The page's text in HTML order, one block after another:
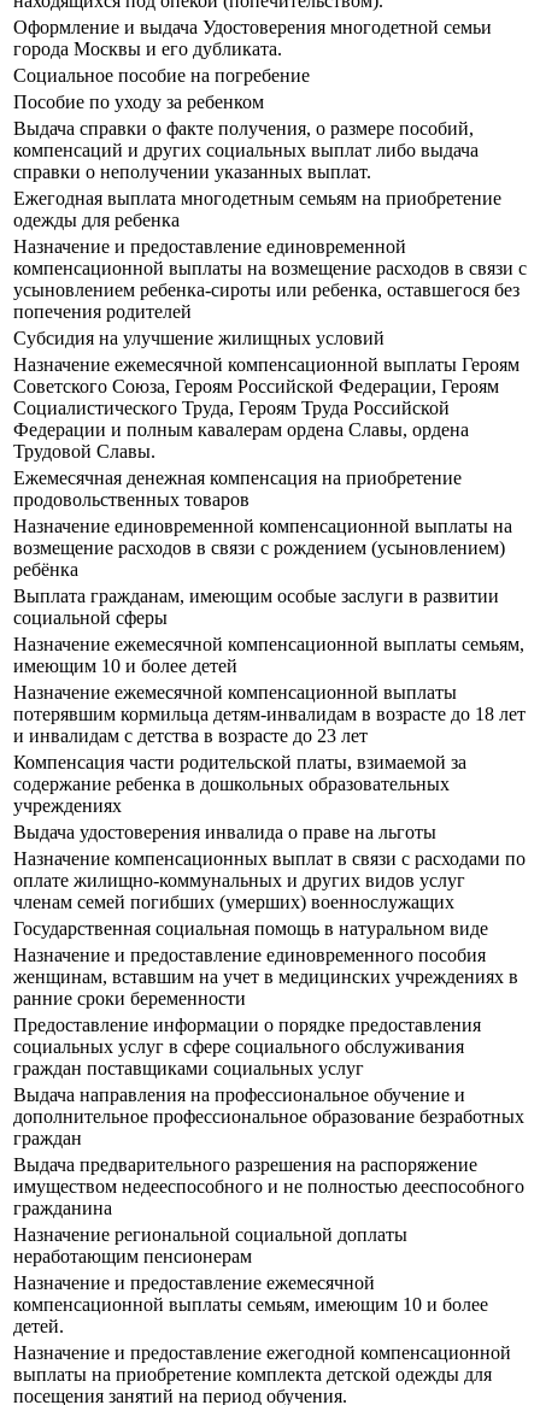
Оформление и выдача Удостоверения многодетной семьи
города Москвы и его дубликата.
Социальное пособие на погребение
Пособие по уходу за ребенком
Выдача справки о факте получения, о размере пособий,
компенсаций и других социальных выплат либо выдача
справки о неполучении указанных выплат.
Ежегодная выплата многодетным семьям на приобретение
одежды для ребенка
Назначение и предоставление единовременной
компенсационной выплаты на возмещение расходов в связи с
усыновлением ребенка-сироты или ребенка, оставшегося без
попечения родителей
Субсидия на улучшение жилищных условий
Назначение ежемесячной компенсационной выплаты Героям
Советского Союза, Героям Российской Федерации, Героям
Социалистического Труда, Героям Труда Российской
Федерации и полным кавалерам ордена Славы, ордена
Трудовой Славы.
Ежемесячная денежная компенсация на приобретение
продовольственных товаров
Назначение единовременной компенсационной выплаты на
возмещение расходов в связи с рождением (усыновлением)
ребёнка
Выплата гражданам, имеющим особые заслуги в развитии
социальной сферы
Назначение ежемесячной компенсационной выплаты семьям,
имеющим 10 и более детей
Назначение ежемесячной компенсационной выплаты
потерявшим кормильца детям-инвалидам в возрасте до 18 лет
и инвалидам с детства в возрасте до 23 лет
Компенсация части родительской платы, взимаемой за
содержание ребенка в дошкольных образовательных
учреждениях
Выдача удостоверения инвалида о праве на льготы
Назначение компенсационных выплат в связи с расходами по
оплате жилищно-коммунальных и других видов услуг
членам семей погибших (умерших) военнослужащих
Государственная социальная помощь в натуральном виде
Назначение и предоставление единовременного пособия
женщинам, вставшим на учет в медицинских учреждениях в
ранние сроки беременности
Предоставление информации о порядке предоставления
социальных услуг в сфере социального обслуживания
граждан поставщиками социальных услуг
Выдача направления на профессиональное обучение и
дополнительное профессиональное образование безработных
граждан
Выдача предварительного разрешения на распоряжение
имуществом недееспособного и не полностью дееспособного
гражданина
Назначение региональной социальной доплаты
неработающим пенсионерам
Назначение и предоставление ежемесячной
компенсационной выплаты семьям, имеющим 10 и более
детей.
Назначение и предоставление ежегодной компенсационной
выплаты на приобретение комплекта детской одежды для
посещения занятий на период обучения.